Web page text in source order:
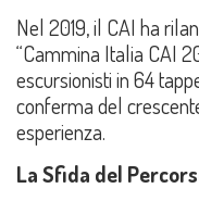
Nel 2019, il CAI ha
“Cammina Italia CAI
escursionisti in 64
conferma del
esperienza.
La Sfida del